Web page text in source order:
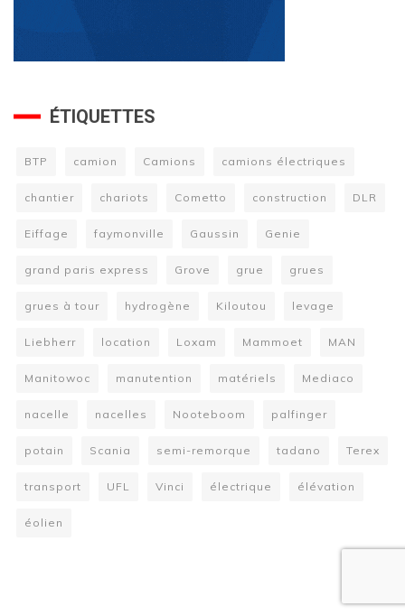
ÉTIQUETTES
BTP camion Camions camions électriques
chantier chariots Cometto construction DLR
Eiffage faymonville Gaussin Genie
grand paris express Grove grue grues
grues à tour hydrogène Kiloutou levage
Liebherr location Loxam Mammoet MAN
Manitowoc manutention matériels Mediaco
nacelle nacelles Nooteboom palfinger
potain Scania semi-remorque tadano Terex
transport UFL Vinci électrique élévation
éolien